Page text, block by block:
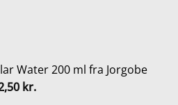
Water 200 ml fra Jorgobe
kr.Den